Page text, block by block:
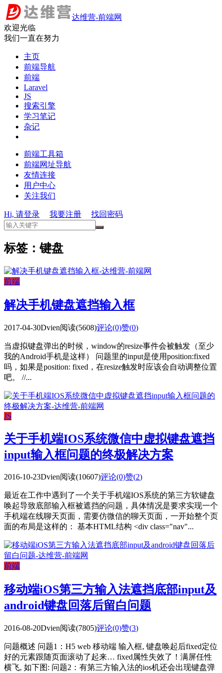
达维营-前端网
欢迎光临
我们一直在努力
主页
前端导航
前端
Laravel
JS
搜索引擎
学习笔记
杂记
前端工具箱
前端网址导航
友情连接
用户中心
关注我们
Hi, 请登录 我要注册 找回密码
标签：键盘
前端
解决手机键盘遮挡输入框
2017-04-30Dvien阅读(5608)评论(0)赞(0)
当虚拟键盘弹出的时候，window的resize事件会被触发（至少
我的Android手机是这样） 问题里的input是使用position:fixed
吗，如果是position: fixed，在resize触发时应该会自动调整位置
吧。 //...
JS
关于手机端IOS系统微信中虚拟键盘遮挡
input输入框问题的终极解决方案
2016-10-23Dvien阅读(10607)评论(0)赞(2)
最近在工作中遇到了一个关于手机端IOS系统的第三方软键盘
唤起导致底部输入框被遮挡的问题，具体情况是要求实现一个
手机端在线聊天页面，需要仿微信的聊天页面，一开始整个页
面的布局是这样的： 基本HTML结构 <div class="nav"...
前端
移动端iOS第三方输入法遮挡底部input及
android键盘回落后留白问题
2016-08-20Dvien阅读(7805)评论(0)赞(3)
问题概述 问题1：H5 web 移动端 输入框, 键盘唤起后fixed定位
好的元素跟随页面滚动了起来… fixed属性失效了！满屏任性
横飞, 如下图: 问题2：有第三方输入法的ios机还会出现键盘弹